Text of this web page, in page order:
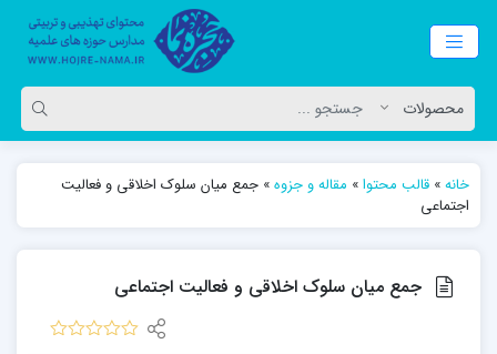
خانه» قالب محتوا» مقاله و جزوه» جمع میان سلوک اخلاقی و فعالیت
اجتماعی
جمع میان سلوک اخلاقی و فعالیت اجتماعی